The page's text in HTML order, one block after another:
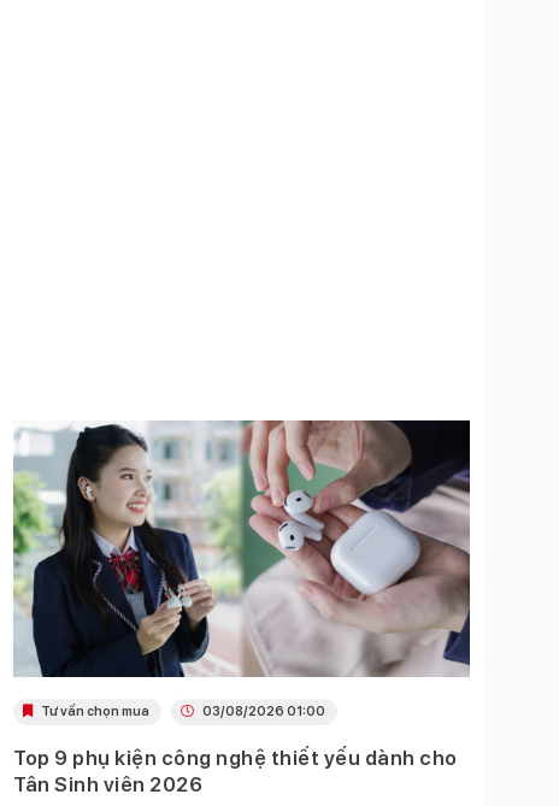
Tư vấn chọn mua 03/08/2026 01:00
Top 9 phụ kiện công nghệ thiết yếu dành cho
Tân Sinh viên 2026